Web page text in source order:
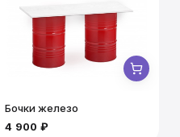
Бочки железо
4 900 ₽